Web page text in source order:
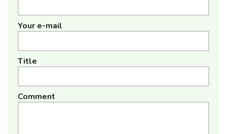
Your e-mail
Title
Comment